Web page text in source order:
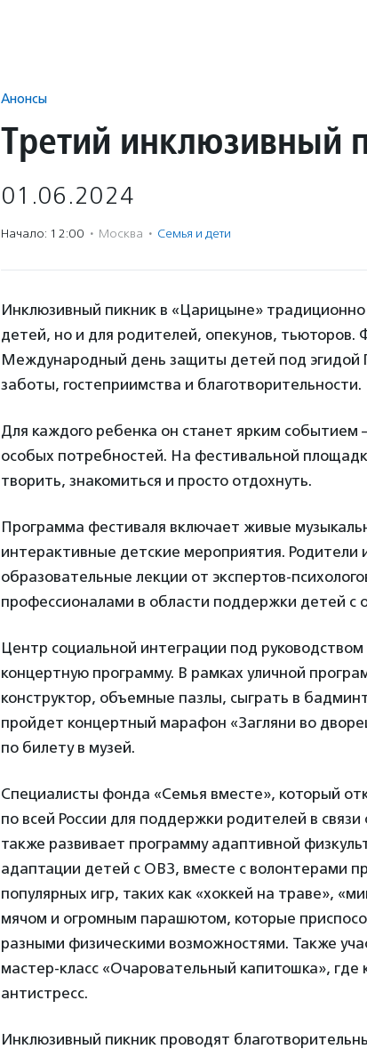
Анонсы
Третий инклюзивный
01.06.2024
Начало: 12:00 · Москва · Семья и дети
Инклюзивный пикник в «Царицыне» традиционно
детей, но и для родителей, опекунов, тьюторов.
Международный день защиты детей под эгидой
заботы, гостеприимства и благотворительности.
Для каждого ребенка он станет ярким
особых потребностей. На фестивальной
творить, знакомиться и просто отдохнуть.
Программа фестиваля включает живые
интерактивные детские мероприятия. Родители
образовательные лекции от экспертов-
профессионалами в области поддержки детей с
Центр социальной интеграции под
концертную программу. В рамках уличной
конструктор, объемные пазлы, сыграть в
пройдет концертный марафон «Загляни во
по билету в музей.
Специалисты фонда «Семья вместе», который
по всей России для поддержки родителей в
также развивает программу адаптивной
адаптации детей с ОВЗ, вместе с волонтерами
популярных игр, таких как «хоккей на траве»,
мячом и огромным парашютом, которые
разными физическими возможностями. Также
мастер-класс «Очаровательный капитошка»,
антистресс.
Инклюзивный пикник проводят